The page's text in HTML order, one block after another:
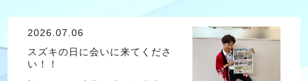
2026.07.06
スズキの日に会いに来てくださ
い！！